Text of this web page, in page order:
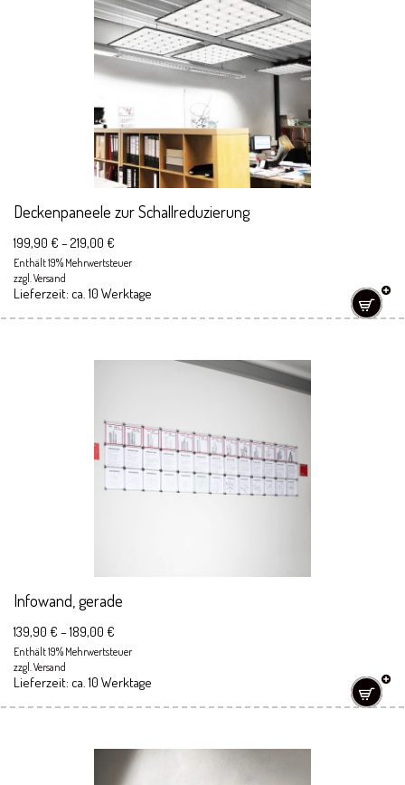
Deckenpaneele zur Schallreduzierung
199,90 € –219,00 €
Enthält 19% Mehrwertsteuer
zzgl.Versand
Lieferzeit: ca. 10 Werktage
Infowand, gerade
139,90 € –189,00 €
Enthält 19% Mehrwertsteuer
zzgl.Versand
Lieferzeit: ca. 10 Werktage